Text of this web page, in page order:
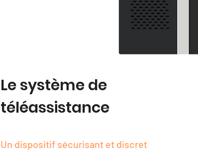
Le système de
téléassistance
Un dispositif sécurisant et discret